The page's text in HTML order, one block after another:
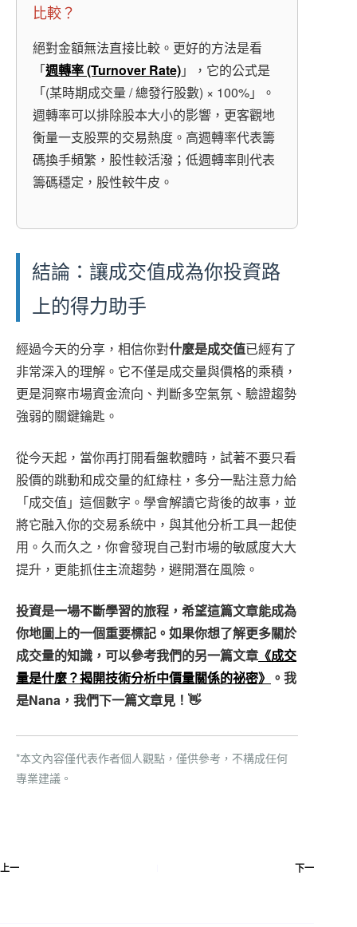
比較？
絕對金額無法直接比較。更好的方法是看
「週轉率 (Turnover Rate)」，它的公式是
「(某時期成交量 / 總發行股數) × 100%」。
週轉率可以排除股本大小的影響，更客觀地
衡量一支股票的交易熱度。高週轉率代表籌
碼換手頻繁，股性較活潑；低週轉率則代表
籌碼穩定，股性較牛皮。
結論：讓成交值成為你投資路
上的得力助手
經過今天的分享，相信你對什麼是成交值已經有了
非常深入的理解。它不僅是成交量與價格的乘積，
更是洞察市場資金流向、判斷多空氣氛、驗證趨勢
強弱的關鍵鑰匙。
從今天起，當你再打開看盤軟體時，試著不要只看
股價的跳動和成交量的紅綠柱，多分一點注意力給
「成交值」這個數字。學會解讀它背後的故事，並
將它融入你的交易系統中，與其他分析工具一起使
用。久而久之，你會發現自己對市場的敏感度大大
提升，更能抓住主流趨勢，避開潛在風險。
投資是一場不斷學習的旅程，希望這篇文章能成為
你地圖上的一個重要標記。如果你想了解更多關於
成交量的知識，可以參考我們的另一篇文章 《成交
量是什麼？揭開技術分析中價量關係的祕密》 。我
是Nana，我們下一篇文章見！👋
*本文內容僅代表作者個人觀點，僅供參考，不構成任何
專業建議。
上一 下一